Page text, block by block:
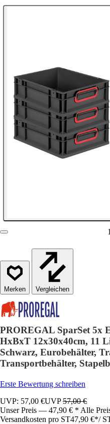
1
Vergleichen
PROREGAL SparSet 5x
HxBxT 12x30x40cm, 11
Schwarz, Eurobehälter,
Transportbehälter,
Erste Bewertung schreiben
UVP: 57,00 €UVP57,00 €
Unser Preis — 47,90 € * Alle
Versandkosten pro ST47,90 €*/